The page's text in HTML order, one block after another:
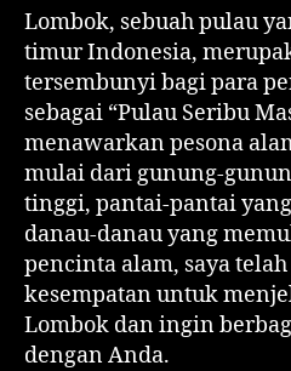
Lombok, sebuah pulau
timur Indonesia,
tersembunyi bagi para
sebagai “Pulau Seribu
menawarkan pesona
mulai dari gunung-
tinggi, pantai-pantai
danau-danau yang
pencinta alam, saya
kesempatan untuk
Lombok dan ingin
dengan Anda.